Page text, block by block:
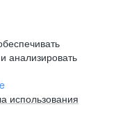
анализировать
использования